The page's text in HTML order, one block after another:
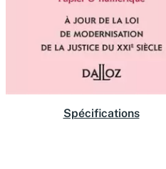
Spécifications